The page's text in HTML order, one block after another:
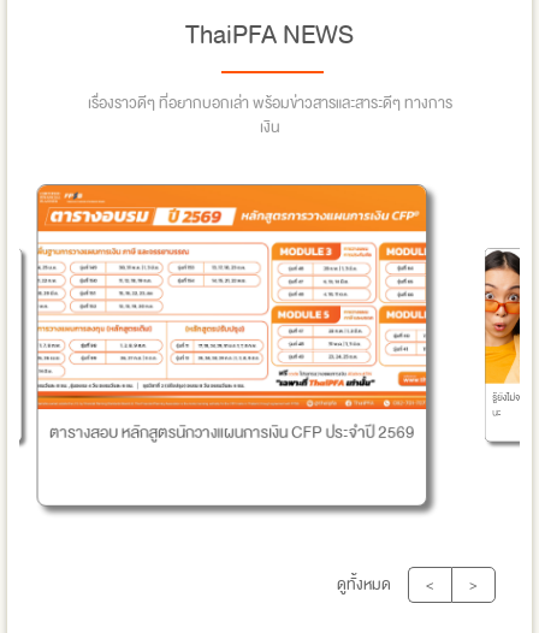
ThaiPFA NEWS
เรื่องราวดีๆ ที่อยากบอกเล่า พร้อมข่าวสารและสาระดีๆ ทางการ
เงิน
างแผนการเงิน CFP ประจำปี 2569 รู้ยังไม่จบปริญญาตรี ก็สามารถขึ้นทะเบียน
นะ
ดูทั้งหมด < >